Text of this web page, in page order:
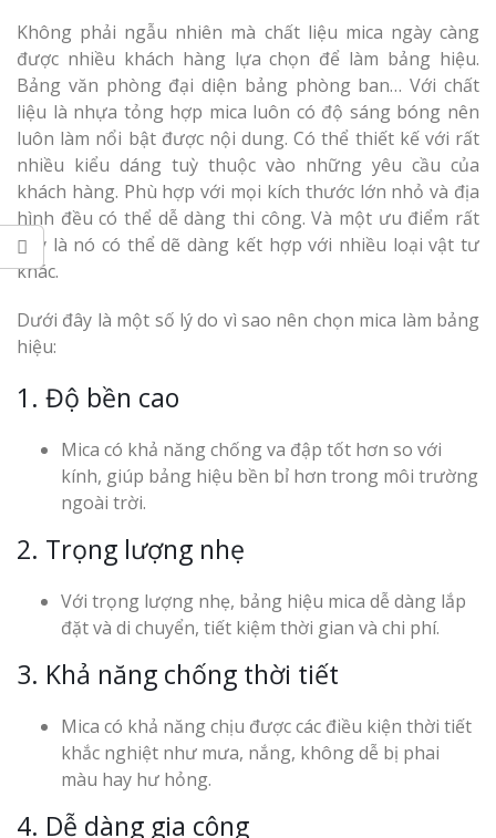
Không phải ngẫu nhiên mà chất liệu mica ngày càng
được nhiều khách hàng lựa chọn để làm bảng hiệu.
Bảng văn phòng đại diện bảng phòng ban… Với chất
liệu là nhựa tỏng hợp mica luôn có độ sáng bóng nên
luôn làm nổi bật được nội dung. Có thể thiết kế với rất
nhiều kiểu dáng tuỳ thuộc vào những yêu cầu của
khách hàng. Phù hợp với mọi kích thước lớn nhỏ và địa
hình đều có thể dễ dàng thi công. Và một ưu điểm rất
hay là nó có thể dẽ dàng kết hợp với nhiều loại vật tư
khác.
Dưới đây là một số lý do vì sao nên chọn mica làm bảng
hiệu:
1. Độ bền cao
Mica có khả năng chống va đập tốt hơn so với
kính, giúp bảng hiệu bền bỉ hơn trong môi trường
ngoài trời.
2. Trọng lượng nhẹ
Với trọng lượng nhẹ, bảng hiệu mica dễ dàng lắp
đặt và di chuyển, tiết kiệm thời gian và chi phí.
3. Khả năng chống thời tiết
Mica có khả năng chịu được các điều kiện thời tiết
khắc nghiệt như mưa, nắng, không dễ bị phai
màu hay hư hỏng.
4. Dễ dàng gia công